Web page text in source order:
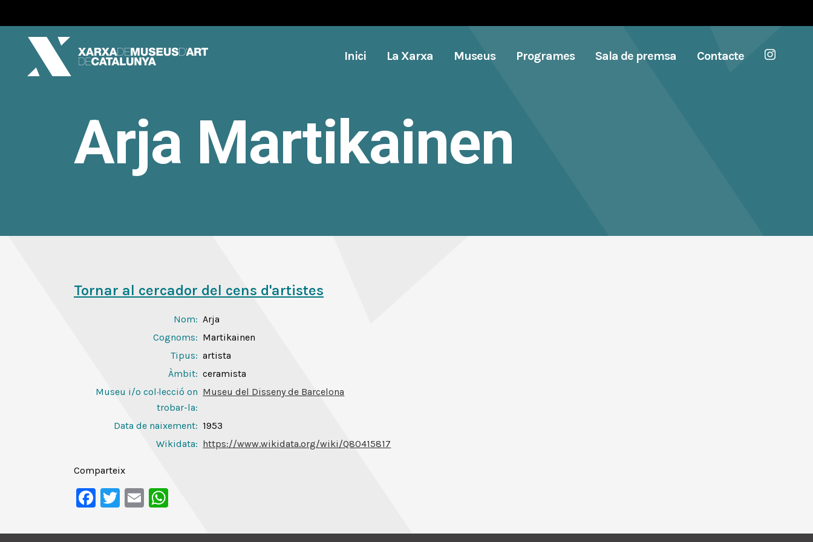
Inici La Xarxa Museus Programes Sala de premsa Contacte
Arja Martikainen
Tornar al cercador del cens d'artistes
Nom: Arja
Cognoms: Martikainen
Tipus: artista
Àmbit: ceramista
Museu i/o col·lecció on
trobar-la:
Museu del Disseny de Barcelona
Data de naixement: 1953
Wikidata: https://www.wikidata.org/wiki/Q80415817
Comparteix
Facebook
Twitter
Email